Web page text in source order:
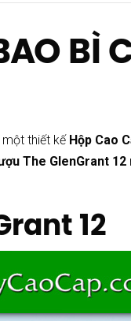
BÌ
thiết kế Hộp Cao
The GlenGrant 12
12